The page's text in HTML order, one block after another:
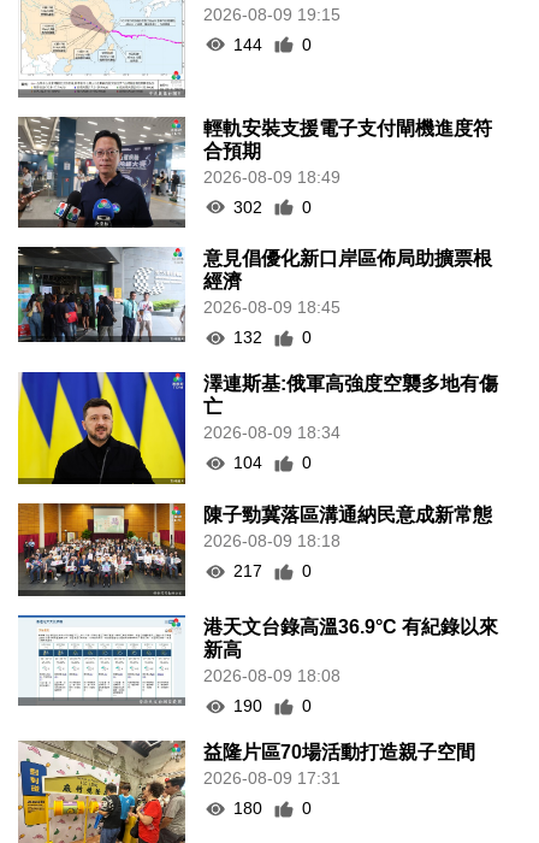
2026-08-09 19:15
144
0
輕軌安裝支援電子支付閘機進度符
合預期
2026-08-09 18:49
302
0
意見倡優化新口岸區佈局助擴票根
經濟
2026-08-09 18:45
132
0
澤連斯基:俄軍高強度空襲多地有傷
亡
2026-08-09 18:34
104
0
陳子勁冀落區溝通納民意成新常態
2026-08-09 18:18
217
0
港天文台錄高溫36.9°C 有紀錄以來
新高
2026-08-09 18:08
190
0
益隆片區70場活動打造親子空間
2026-08-09 17:31
180
0